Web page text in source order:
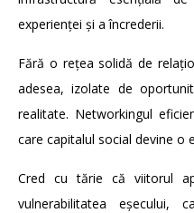
experienței și a încrederii.
Fără o rețea solidă de
adesea, izolate de
realitate. Networkingul
care capitalul social devine o
Cred cu tărie că viitorul
vulnerabilitatea eșecului,